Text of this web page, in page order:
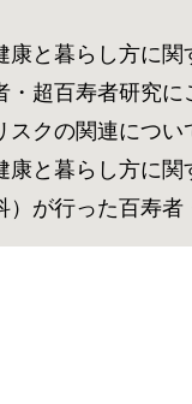
と暮らし方に
の皆様の血液から抽出した遺伝
についての論文
と暮らし方に
人の血液老化指標（バイオマー